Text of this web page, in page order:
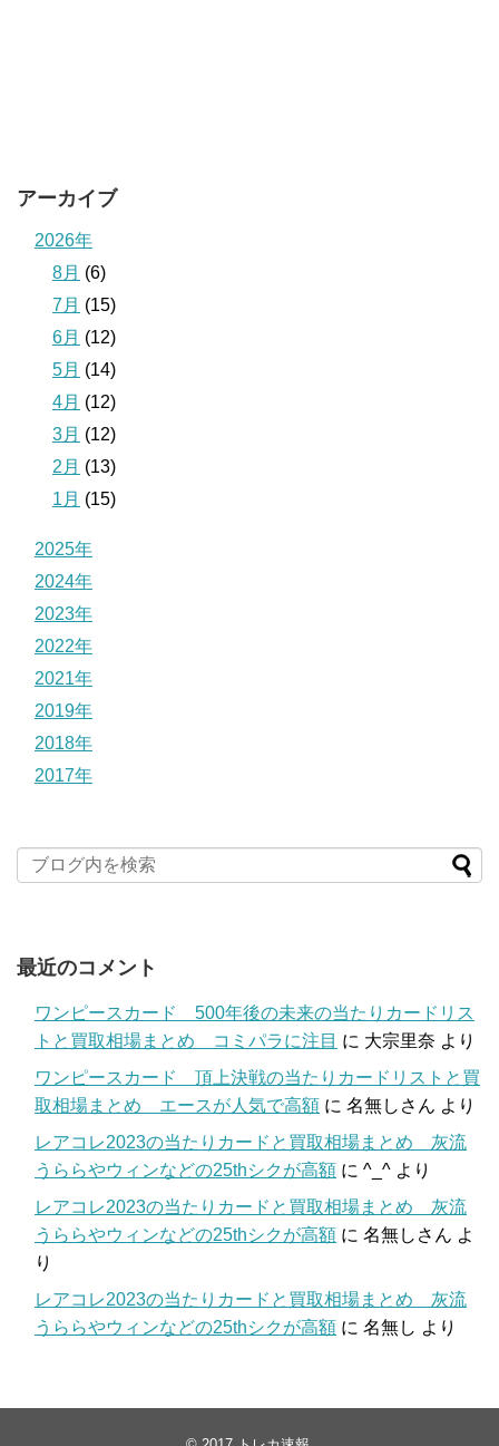
アーカイブ
2026年
8月 (6)
7月 (15)
6月 (12)
5月 (14)
4月 (12)
3月 (12)
2月 (13)
1月 (15)
2025年
2024年
2023年
2022年
2021年
2019年
2018年
2017年
最近のコメント
ワンピースカード 500年後の未来の当たりカードリス
トと買取相場まとめ コミパラに注目 に 大宗里奈 より
ワンピースカード 頂上決戦の当たりカードリストと買
取相場まとめ エースが人気で高額 に 名無しさん より
レアコレ2023の当たりカードと買取相場まとめ 灰流
うららやウィンなどの25thシクが高額 に ^_^ より
レアコレ2023の当たりカードと買取相場まとめ 灰流
うららやウィンなどの25thシクが高額 に 名無しさん よ
り
レアコレ2023の当たりカードと買取相場まとめ 灰流
うららやウィンなどの25thシクが高額 に 名無し より